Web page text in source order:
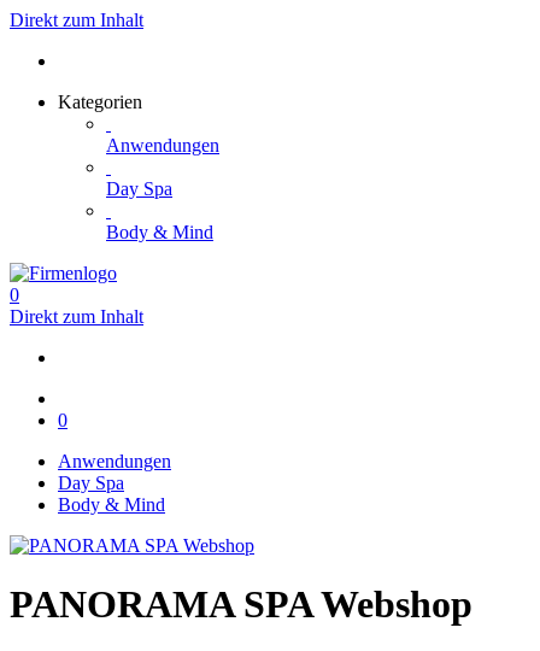
Direkt zum Inhalt
Kategorien
Anwendungen
Day Spa
Body & Mind
0
Direkt zum Inhalt
0
Anwendungen
Day Spa
Body & Mind
PANORAMA SPA Webshop